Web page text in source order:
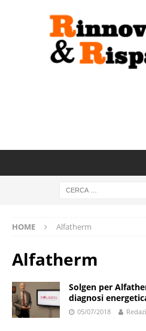
HOME Alfatherm
Alfatherm
Solgen per
diagnosi
05/07/2018